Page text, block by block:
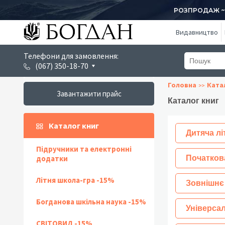
РОЗПРОДАЖ ~
Видавництво
Телефони для замовлення:
(067) 350-18-70
Завантажити прайс
Каталог книг
Підручники та електронні
додатки
Літня школа-гра -15%
Богданова шкільна наука -15%
Головна
Каталог книг
Дитяча